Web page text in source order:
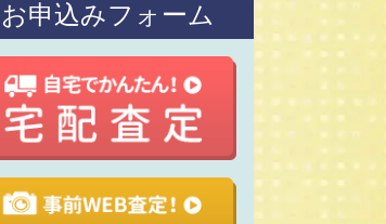
お申込みフォーム